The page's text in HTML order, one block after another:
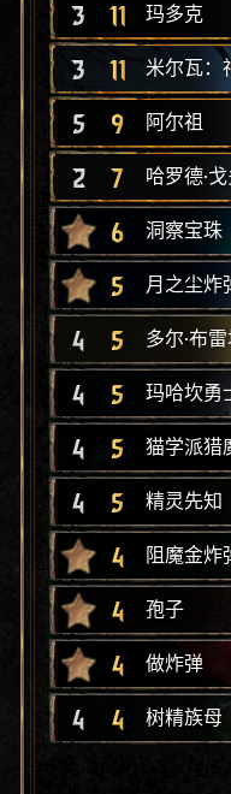
3 11 玛多克
3 11 米尔瓦：
5 9 阿尔祖
2 7 哈罗德·戈
6 洞察宝珠
5 月之尘炸
4 5 多尔·布
4 5 玛哈坎勇
4 5 猫学派猎
4 5 精灵先知
4 阻魔金炸
4 孢子
4 做炸弹
4 4 树精族母